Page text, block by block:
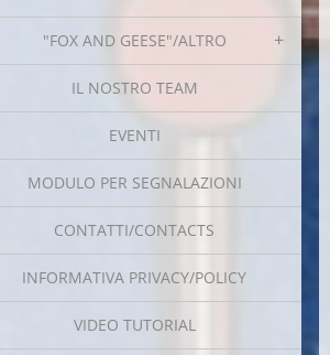
"FOX AND GEESE"/ALTRO
IL NOSTRO TEAM
EVENTI
MODULO PER SEGNALAZIONI
CONTATTI/CONTACTS
INFORMATIVA PRIVACY/POLICY
VIDEO TUTORIAL